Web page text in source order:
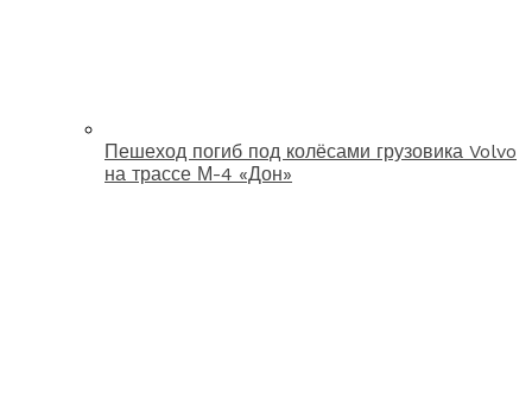
Пешеход погиб под колёсами грузовика Volvo
на трассе М-4 «Дон»